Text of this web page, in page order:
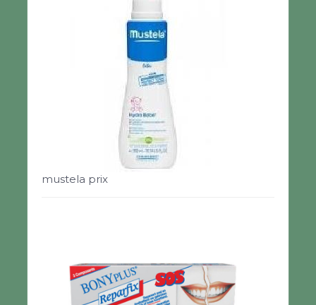
mustela prix